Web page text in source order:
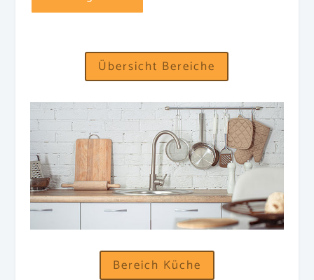
Übersicht Bereiche
Bereich Küche